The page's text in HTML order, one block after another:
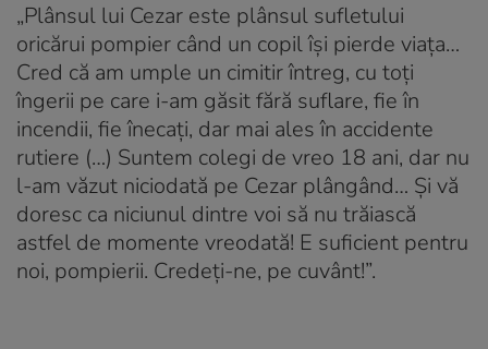
„Plânsul lui Cezar este plânsul sufletului
oricărui pompier când un copil își pierde viața…
Cred că am umple un cimitir întreg, cu toți
îngerii pe care i-am găsit fără suflare, fie în
incendii, fie înecați, dar mai ales în accidente
rutiere (…) Suntem colegi de vreo 18 ani, dar nu
l-am văzut niciodată pe Cezar plângând… Și vă
doresc ca niciunul dintre voi să nu trăiască
astfel de momente vreodată! E suficient pentru
noi, pompierii. Credeți-ne, pe cuvânt!”.